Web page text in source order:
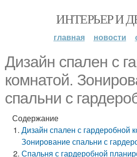
ИНТЕРЬЕР И
главная новости
Дизайн спален с
комнатой.
спальни с
Содержание
Дизайн спален с гардеробной
Зонирование спальни с
Спальня с гардеробной